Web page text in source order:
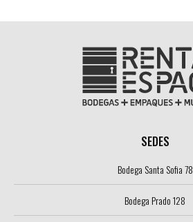
SEDES
Bodega Santa Sofia 78
Bodega Prado 128